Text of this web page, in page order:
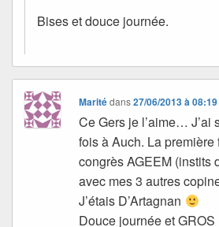
Bises et douce journée.
Maritédans27/06/2013 à 08:19
Ce Gers je l’aime… J’ai
fois à Auch. La première
congrès AGEEM (instits
avec mes 3 autres
J’étais D’Artagnan
Douce journée et